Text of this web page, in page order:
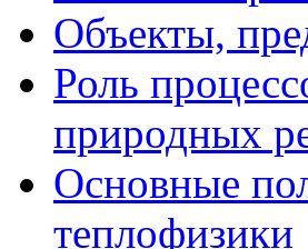
Объекты,
Роль
природных
Основные
теплофизики